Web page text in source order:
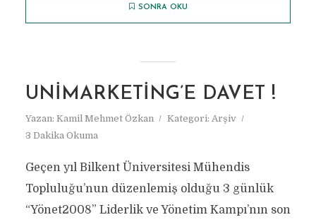
SONRA OKU
UNIMARKETING’E DAVET !
Yazan: Kamil Mehmet Özkan Kategori: Arşiv
3 Dakika Okuma
Geçen yıl Bilkent Üniversitesi Mühendis
Topluluğu’nun düzenlemiş olduğu 3 günlük
“Yönet2008” Liderlik ve Yönetim Kampı’nın son